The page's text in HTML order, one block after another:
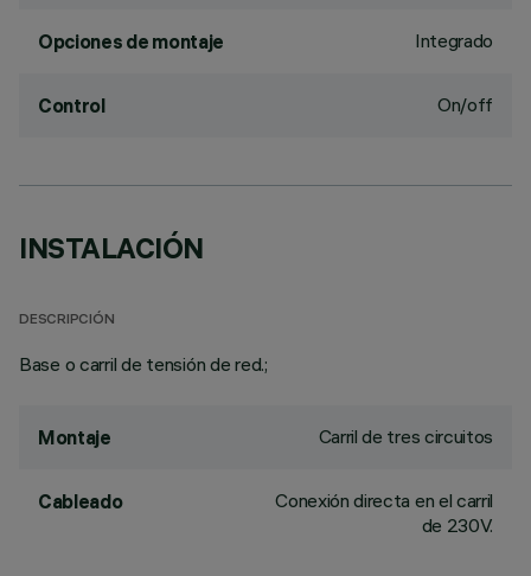
Opciones de montaje Integrado
Control On/off
INSTALACIÓN
DESCRIPCIÓN
Base o carril de tensión de red.;
Montaje Carril de tres circuitos
Cableado
Conexión directa en el carril
de 230V.